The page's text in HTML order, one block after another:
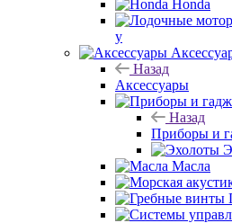
Honda
у
Назад
Аксессуары
Назад
Приборы и
Масла